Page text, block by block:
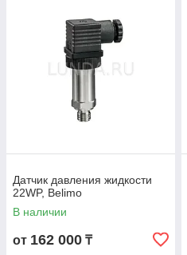
Датчик давления жидкости
22WP, Belimo
В наличии
от 162 000 ₸